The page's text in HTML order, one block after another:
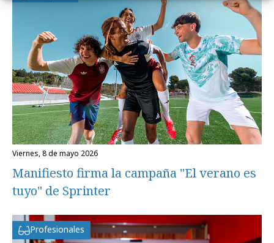
viernes, 8 de mayo 2026
Manifiesto firma la campaña "El verano es
tuyo" de Sprinter
Profesionales